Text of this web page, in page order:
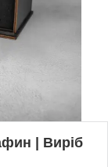
| Виріб